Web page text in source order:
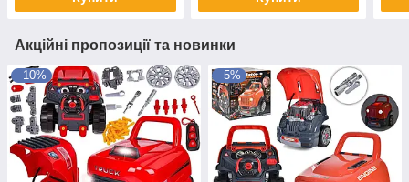
Акційні пропозиції та новинки
–10% –5%